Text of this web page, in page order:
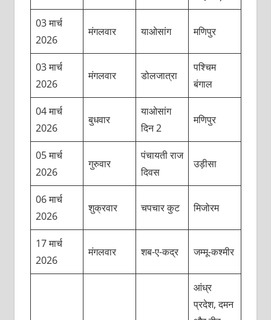
03 मार्च
2026
मंगलवार याओसांग मणिपुर
03 मार्च
2026
मंगलवार डोलजात्रा
पश्चिम
बंगाल
04 मार्च
2026
बुधवार
याओसांग
दिन 2
मणिपुर
05 मार्च
2026
गुरुवार
पंचायती राज
दिवस
उड़ीसा
06 मार्च
2026
शुक्रवार चपचार कुट मिजोरम
17 मार्च
2026
मंगलवार शब-ए-कद्र जम्मू-कश्मीर
आंध्र
प्रदेश, दमन